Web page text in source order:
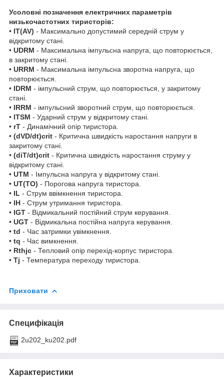
Усоловні позначення електричних параметрів
низькочастотних тиристорів:
• IT(AV) - Максимально допустимий середній струм у
відкритому стані.
• UDRM - Максимальна імпульсна напруга, що повторюється,
в закритому стані.
• URRM - Максимальна імпульсна зворотна напруга, що
повторюється.
• IDRM - імпульсний струм, що повторюється, у закритому
стані.
• IRRM - імпульсний зворотний струм, що повторюється.
• ITSM - Ударний струм у відкритому стані.
• rT - Динамічний опір тиристора.
• (dVD/dt)crit - Критична швидкість наростання напруги в
закритому стані.
• (diT/dt)crit - Критична швидкість наростання струму у
відкритому стані.
• UTM - Імпульсна напруга у відкритому стані.
• UT(TO) - Порогова напруга тиристора.
• IL - Струм ввімкнення тиристора.
• IH - Струм утримання тиристора.
• IGT - Відмикальний постійний струм керування.
• UGT - Відмикальна постійна напруга керування.
• td - Час затримки увімкнення.
• tq - Час вимкнення.
• Rthjc - Тепловий опір перехід-корпус тиристора.
• Tj - Температура переходу тиристора.
Приховати
Специфікація
2u202_ku202.pdf
Характеристики